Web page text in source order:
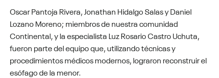
Oscar Pantoja Rivera, Jonathan Hidalgo Salas y Daniel
Lozano Moreno; miembros de nuestra comunidad
Continental, y la especialista Luz Rosario Castro Uchuta,
fueron parte del equipo que, utilizando técnicas y
procedimientos médicos modernos, lograron reconstruir el
esófago de la menor.